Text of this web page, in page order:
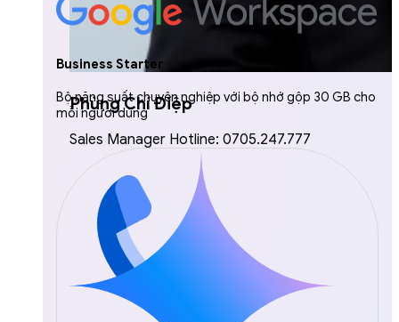
Phùng Chí Điệp
Sales Manager Hotline: 0705.247.777
Business Starter
Bộ năng suất chuyên nghiệp với bộ nhớ gộp 30 GB cho
mỗi người dùng